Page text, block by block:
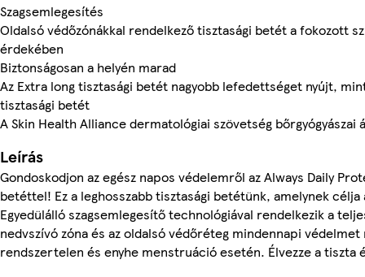
Szagsemlegesítés
Oldalsó védőzónákkal rendelkező tisztasági betét a fokozott
érdekében
Biztonságosan a helyén marad
Az Extra long tisztasági betét nagyobb lefedettséget nyújt,
tisztasági betét
A Skin Health Alliance dermatológiai szövetség
Leírás
Gondoskodjon az egész napos védelemről az Always Daily
betéttel! Ez a leghosszabb tisztasági betétünk, amelynek
Egyedülálló szagsemlegesítő technológiával rendelkezik a
nedvszívó zóna és az oldalsó védőréteg mindennapi
rendszertelen és enyhe menstruáció esetén. Élvezze a tiszta